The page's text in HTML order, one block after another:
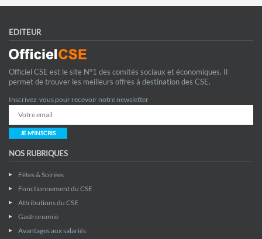
EDITEUR
Officiel CSE est le site N°1 des comités sociaux et économiques. Il
permet de trouver les meilleurs offres à destination des CSE.
Inscrivez-vous pour recevoir notre newsletter
JE M'INSCRIS
NOS RUBRIQUES
Fêtes & Soirées
Fonctionnement du CSE
Attributions du CSE
Gastronomie
Avantages aux salariés